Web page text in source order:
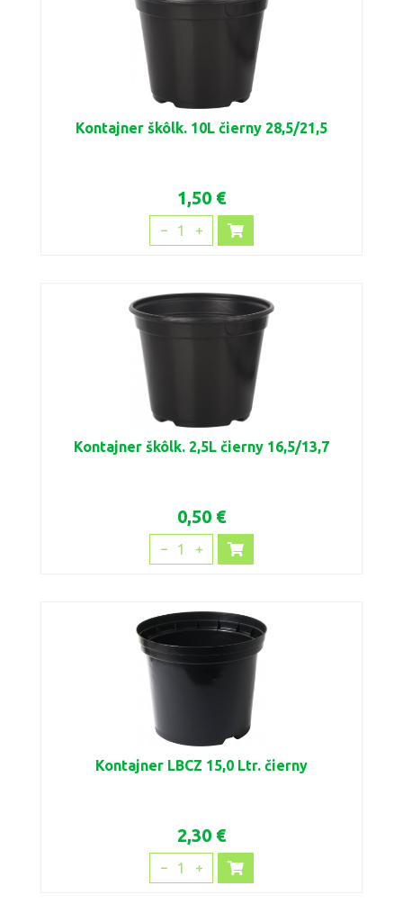
Kontajner škôlk. 10L čierny 28,5/21,5
1,50 €
1
Kontajner škôlk. 2,5L čierny 16,5/13,7
0,50 €
1
Kontajner LBCZ 15,0 Ltr. čierny
2,30 €
1